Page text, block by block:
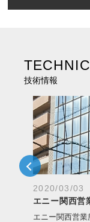
技術情報
Previous
2020/03/03
エニー関西営
エニー関西営